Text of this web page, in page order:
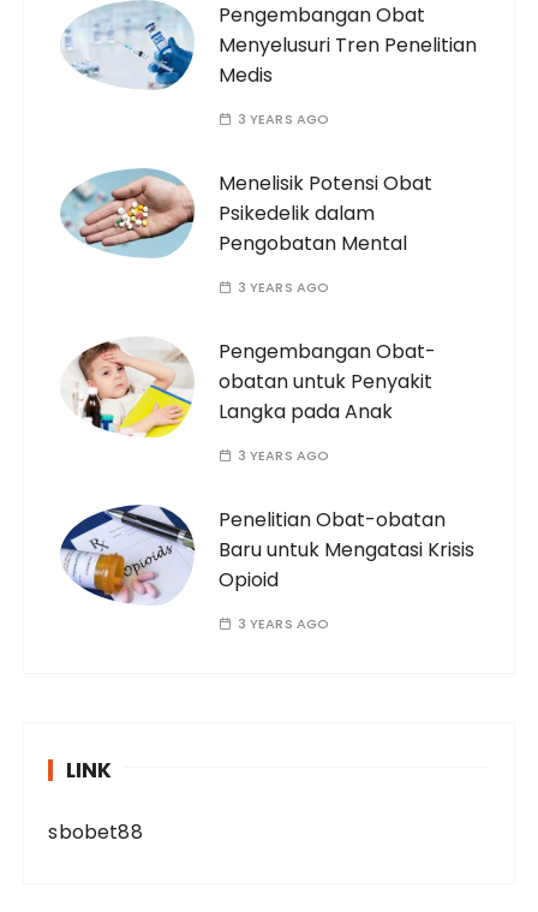
Pengembangan Obat
Menyelusuri Tren Penelitian
Medis
3 YEARS AGO
Menelisik Potensi Obat
Psikedelik dalam
Pengobatan Mental
3 YEARS AGO
Pengembangan Obat-
obatan untuk Penyakit
Langka pada Anak
3 YEARS AGO
Penelitian Obat-obatan
Baru untuk Mengatasi Krisis
Opioid
3 YEARS AGO
LINK
sbobet88